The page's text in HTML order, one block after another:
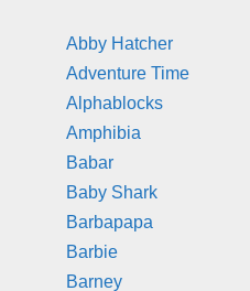
Abby Hatcher
Adventure Time
Alphablocks
Amphibia
Babar
Baby Shark
Barbapapa
Barbie
Barney